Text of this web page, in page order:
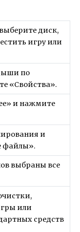
диск,
игру или
по
«Свойства».
и нажмите
и
файлы».
выбраны все
или
средств